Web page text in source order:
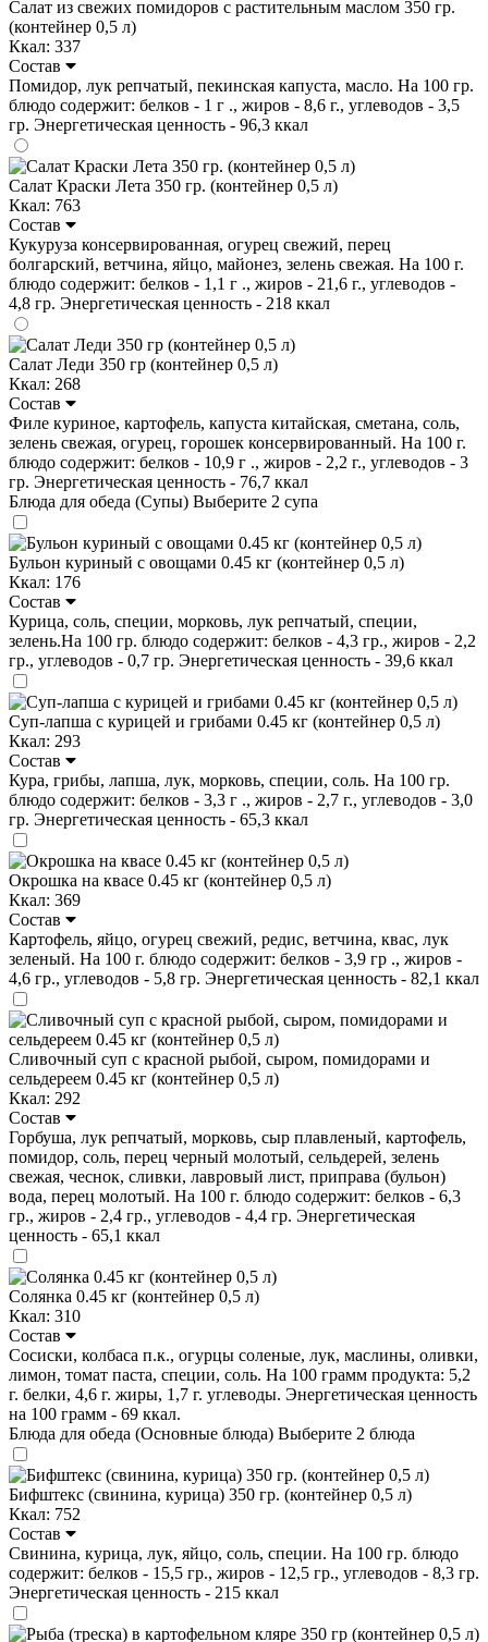
Салат из свежих помидоров с растительным маслом 350 гр.
(контейнер 0,5 л)
Ккал: 337
Состав
Помидор, лук репчатый, пекинская капуста, масло. На 100 гр.
блюдо содержит: белков - 1 г ., жиров - 8,6 г., углеводов - 3,5
гр. Энергетическая ценность - 96,3 ккал
Салат Краски Лета 350 гр. (контейнер 0,5 л)
Ккал: 763
Состав
Кукуруза консервированная, огурец свежий, перец
болгарский, ветчина, яйцо, майонез, зелень свежая. На 100 г.
блюдо содержит: белков - 1,1 г ., жиров - 21,6 г., углеводов -
4,8 гр. Энергетическая ценность - 218 ккал
Салат Леди 350 гр (контейнер 0,5 л)
Ккал: 268
Состав
Филе куриное, картофель, капуста китайская, сметана, соль,
зелень свежая, огурец, горошек консервированный. На 100 г.
блюдо содержит: белков - 10,9 г ., жиров - 2,2 г., углеводов - 3
гр. Энергетическая ценность - 76,7 ккал
Блюда для обеда (Супы) Выберите 2 супа
Бульон куриный с овощами 0.45 кг (контейнер 0,5 л)
Ккал: 176
Состав
Курица, соль, специи, морковь, лук репчатый, специи,
зелень.На 100 гр. блюдо содержит: белков - 4,3 гр., жиров - 2,2
гр., углеводов - 0,7 гр. Энергетическая ценность - 39,6 ккал
Суп-лапша с курицей и грибами 0.45 кг (контейнер 0,5 л)
Ккал: 293
Состав
Кура, грибы, лапша, лук, морковь, специи, соль. На 100 гр.
блюдо содержит: белков - 3,3 г ., жиров - 2,7 г., углеводов - 3,0
гр. Энергетическая ценность - 65,3 ккал
Окрошка на квасе 0.45 кг (контейнер 0,5 л)
Ккал: 369
Состав
Картофель, яйцо, огурец свежий, редис, ветчина, квас, лук
зеленый. На 100 г. блюдо содержит: белков - 3,9 гр ., жиров -
4,6 гр., углеводов - 5,8 гр. Энергетическая ценность - 82,1 ккал
Сливочный суп с красной рыбой, сыром, помидорами и
сельдереем 0.45 кг (контейнер 0,5 л)
Ккал: 292
Состав
Горбуша, лук репчатый, морковь, сыр плавленый, картофель,
помидор, соль, перец черный молотый, сельдерей, зелень
свежая, чеснок, сливки, лавровый лист, приправа (бульон)
вода, перец молотый. На 100 г. блюдо содержит: белков - 6,3
гр., жиров - 2,4 гр., углеводов - 4,4 гр. Энергетическая
ценность - 65,1 ккал
Солянка 0.45 кг (контейнер 0,5 л)
Ккал: 310
Состав
Сосиски, колбаса п.к., огурцы соленые, лук, маслины, оливки,
лимон, томат паста, специи, соль. На 100 грамм продукта: 5,2
г. белки, 4,6 г. жиры, 1,7 г. углеводы. Энергетическая ценность
на 100 грамм - 69 ккал.
Блюда для обеда (Основные блюда) Выберите 2 блюда
Бифштекс (свинина, курица) 350 гр. (контейнер 0,5 л)
Ккал: 752
Состав
Свинина, курица, лук, яйцо, соль, специи. На 100 гр. блюдо
содержит: белков - 15,5 гр., жиров - 12,5 гр., углеводов - 8,3 гр.
Энергетическая ценность - 215 ккал